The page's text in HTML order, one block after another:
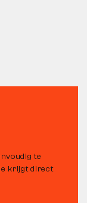
te
krijgt direct